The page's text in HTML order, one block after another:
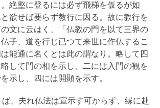
絶壑に登るには必ず飛梯を仮るが如
欲せば要らず教行に因る。故に教行を
文に云はく、「仏教の門を以て三界の
子、道を行じ已つて来世に作仏するこ
能通に名くとは此の謂なり。略して四
して門の相を示し、二には入門の観を
示し、四には開顕を示す。
、夫れ仏法は宣示す可からず、縁に赴